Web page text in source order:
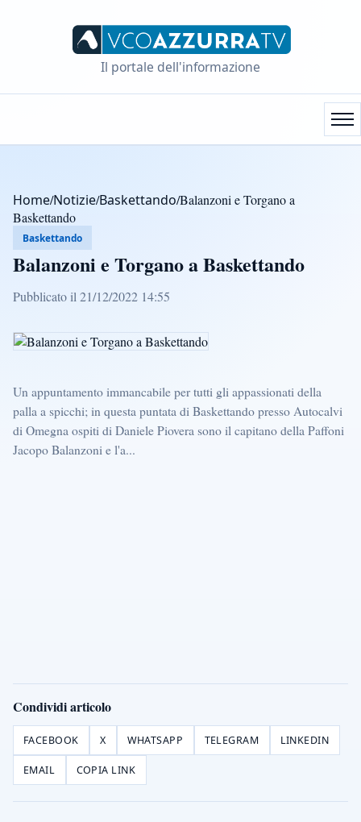
Il portale dell'informazione
Home/Notizie/Baskettando/Balanzoni e Torgano a
Baskettando
Baskettando
Balanzoni e Torgano a Baskettando
Pubblicato il 21/12/2022 14:55
Un appuntamento immancabile per tutti gli appassionati della
palla a spicchi; in questa puntata di Baskettando presso Autocalvi
di Omegna ospiti di Daniele Piovera sono il capitano della Paffoni
Jacopo Balanzoni e l'a...
Condividi articolo
FACEBOOK X WHATSAPP TELEGRAM LINKEDIN
EMAIL COPIA LINK